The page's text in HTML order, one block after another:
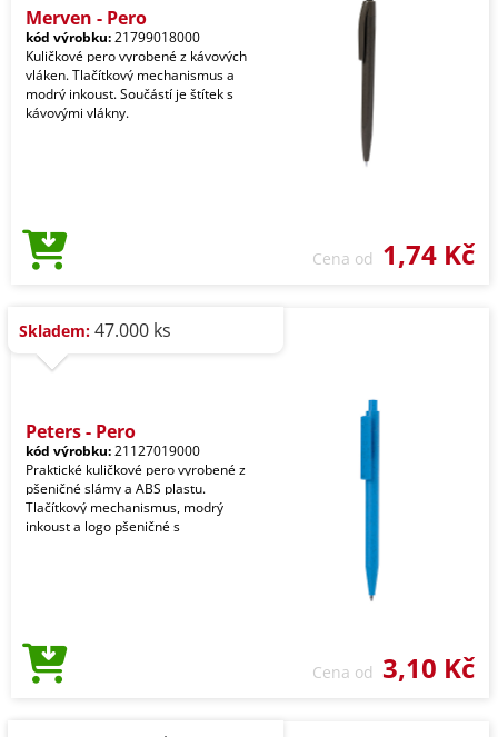
Meryen - Pero
kód výrobku:21799018000
Kuličkové pero vyrobené z kávových
vláken. Tlačítkový mechanismus a
modrý inkoust. Součástí je štítek s
kávovými vlákny.
Cena od 1,74 Kč
Skladem: 47.000 ks
Peters - Pero
kód výrobku:21127019000
Praktické kuličkové pero vyrobené z
pšeničné slámy a ABS plastu.
Tlačítkový mechanismus, modrý
inkoust a logo pšeničné s
Cena od 3,10 Kč